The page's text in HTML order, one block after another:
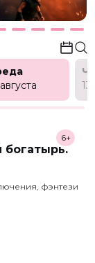
13
богатырь.
6+
фэнтези